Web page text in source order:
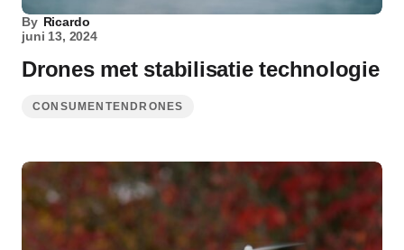
By Ricardo
juni 13, 2024
Drones met stabilisatie technologie
CONSUMENTENDRONES